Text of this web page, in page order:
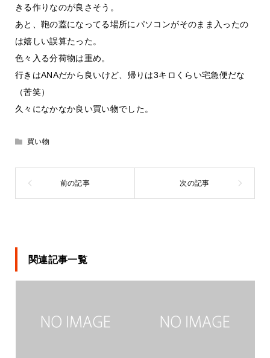
きる作りなのが良さそう。
あと、鞄の蓋になってる場所にパソコンがそのまま入ったの
は嬉しい誤算たった。
色々入る分荷物は重め。
行きはANAだから良いけど、帰りは3キロくらい宅急便だな
（苦笑）
久々になかなか良い買い物でした。
買い物
関連記事一覧